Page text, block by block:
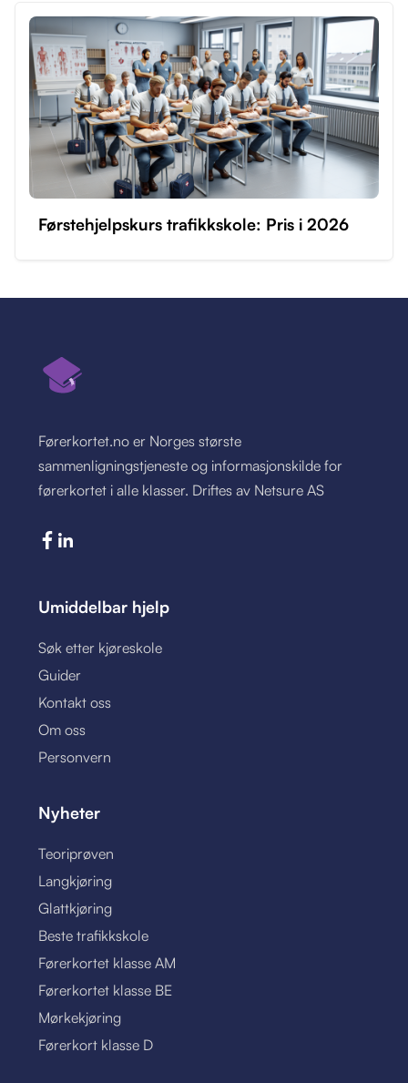
Førstehjelpskurs trafikkskole: Pris i 2026
Førerkortet.no er Norges største
sammenligningstjeneste og informasjonskilde for
førerkortet i alle klasser. Driftes av Netsure AS
Umiddelbar hjelp
Søk etter kjøreskole
Guider
Kontakt oss
Om oss
Personvern
Nyheter
Teoriprøven
Langkjøring
Glattkjøring
Beste trafikkskole
Førerkortet klasse AM
Førerkortet klasse BE
Mørkekjøring
Førerkort klasse D